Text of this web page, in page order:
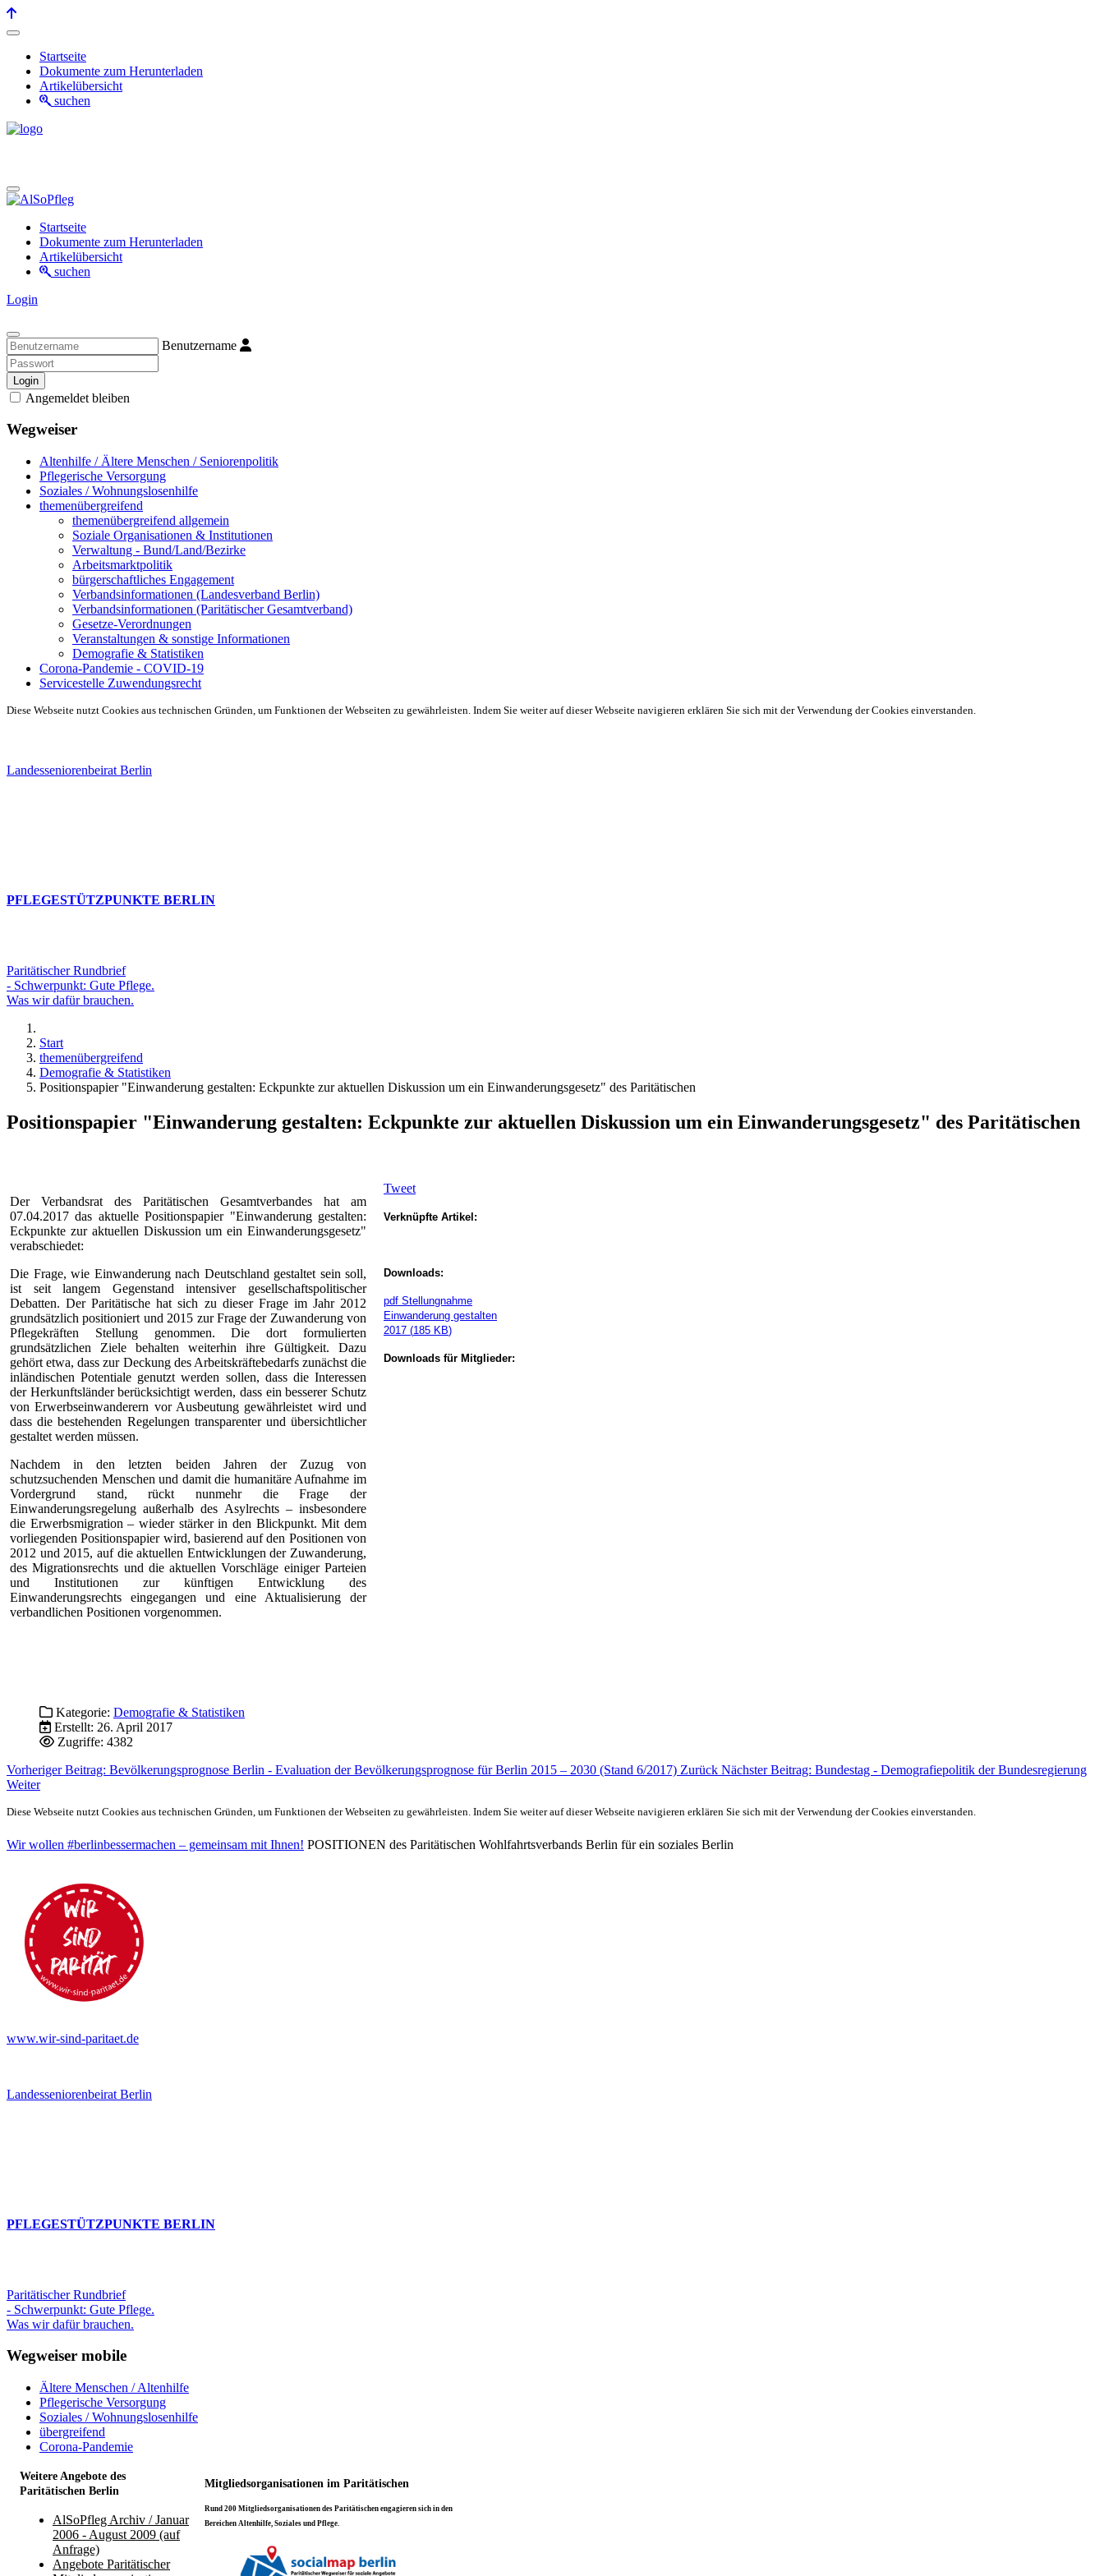
Startseite
Dokumente zum Herunterladen
Artikelübersicht
suchen
Startseite
Dokumente zum Herunterladen
Artikelübersicht
suchen
Login
Benutzername
Login
Angemeldet bleiben
Wegweiser
Altenhilfe / Ältere Menschen / Seniorenpolitik
Pflegerische Versorgung
Soziales / Wohnungslosenhilfe
themenübergreifend
themenübergreifend allgemein
Soziale Organisationen & Institutionen
Verwaltung - Bund/Land/Bezirke
Arbeitsmarktpolitik
bürgerschaftliches Engagement
Verbandsinformationen (Landesverband Berlin)
Verbandsinformationen (Paritätischer Gesamtverband)
Gesetze-Verordnungen
Veranstaltungen & sonstige Informationen
Demografie & Statistiken
Corona-Pandemie - COVID-19
Servicestelle Zuwendungsrecht
Diese Webseite nutzt Cookies aus technischen Gründen, um Funktionen der Webseiten zu gewährleisten. Indem Sie weiter auf dieser Webseite navigieren erklären Sie sich mit der Verwendung der Cookies einverstanden.
Landesseniorenbeirat Berlin
PFLEGESTÜTZPUNKTE BERLIN
Paritätischer Rundbrief
- Schwerpunkt: Gute Pflege.
Was wir dafür brauchen.
Start
themenübergreifend
Demografie & Statistiken
Positionspapier "Einwanderung gestalten: Eckpunkte zur aktuellen Diskussion um ein Einwanderungsgesetz" des Paritätischen
Positionspapier "Einwanderung gestalten: Eckpunkte zur aktuellen Diskussion um ein Einwanderungsgesetz" des Paritätischen
Der Verbandsrat des Paritätischen Gesamtverbandes hat am
07.04.2017 das aktuelle Positionspapier "Einwanderung gestalten:
Eckpunkte zur aktuellen Diskussion um ein Einwanderungsgesetz"
verabschiedet:
Die Frage, wie Einwanderung nach Deutschland gestaltet sein soll,
ist seit langem Gegenstand intensiver gesellschaftspolitischer
Debatten. Der Paritätische hat sich zu dieser Frage im Jahr 2012
grundsätzlich positioniert und 2015 zur Frage der Zuwanderung von
Pflegekräften Stellung genommen. Die dort formulierten
grundsätzlichen Ziele behalten weiterhin ihre Gültigkeit. Dazu
gehört etwa, dass zur Deckung des Arbeitskräftebedarfs zunächst die
inländischen Potentiale genutzt werden sollen, dass die Interessen
der Herkunftsländer berücksichtigt werden, dass ein besserer Schutz
von Erwerbseinwanderern vor Ausbeutung gewährleistet wird und
dass die bestehenden Regelungen transparenter und übersichtlicher
gestaltet werden müssen.
Nachdem in den letzten beiden Jahren der Zuzug von
schutzsuchenden Menschen und damit die humanitäre Aufnahme im
Vordergrund stand, rückt nunmehr die Frage der
Einwanderungsregelung außerhalb des Asylrechts – insbesondere
die Erwerbsmigration – wieder stärker in den Blickpunkt. Mit dem
vorliegenden Positionspapier wird, basierend auf den Positionen von
2012 und 2015, auf die aktuellen Entwicklungen der Zuwanderung,
des Migrationsrechts und die aktuellen Vorschläge einiger Parteien
und Institutionen zur künftigen Entwicklung des
Einwanderungsrechts eingegangen und eine Aktualisierung der
verbandlichen Positionen vorgenommen.
Tweet
Verknüpfte Artikel:
Downloads:
pdf Stellungnahme
Einwanderung gestalten
2017 (185 KB)
Downloads für Mitglieder:
Kategorie: Demografie & Statistiken
Erstellt: 26. April 2017
Zugriffe: 4382
Vorheriger Beitrag: Bevölkerungsprognose Berlin - Evaluation der Bevölkerungsprognose für Berlin 2015 – 2030 (Stand 6/2017) Zurück Nächster Beitrag: Bundestag - Demografiepolitik der Bundesregierung
Weiter
Diese Webseite nutzt Cookies aus technischen Gründen, um Funktionen der Webseiten zu gewährleisten. Indem Sie weiter auf dieser Webseite navigieren erklären Sie sich mit der Verwendung der Cookies einverstanden.
Wir wollen #berlinbessermachen – gemeinsam mit Ihnen! POSITIONEN des Paritätischen Wohlfahrtsverbands Berlin für ein soziales Berlin
www.wir-sind-paritaet.de
Landesseniorenbeirat Berlin
PFLEGESTÜTZPUNKTE BERLIN
Paritätischer Rundbrief
- Schwerpunkt: Gute Pflege.
Was wir dafür brauchen.
Wegweiser mobile
Ältere Menschen / Altenhilfe
Pflegerische Versorgung
Soziales / Wohnungslosenhilfe
übergreifend
Corona-Pandemie
Weitere Angebote des
Paritätischen Berlin
Mitgliedsorganisationen im Paritätischen
AlSoPfleg Archiv / Januar
2006 - August 2009 (auf
Anfrage)
Angebote Paritätischer
Rund 200 Mitgliedsorganisationen des Paritätischen engagieren sich in den
Bereichen Altenhilfe, Soziales und Pflege.